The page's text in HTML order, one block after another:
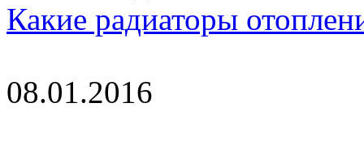
Какие радиаторы
08.01.2016